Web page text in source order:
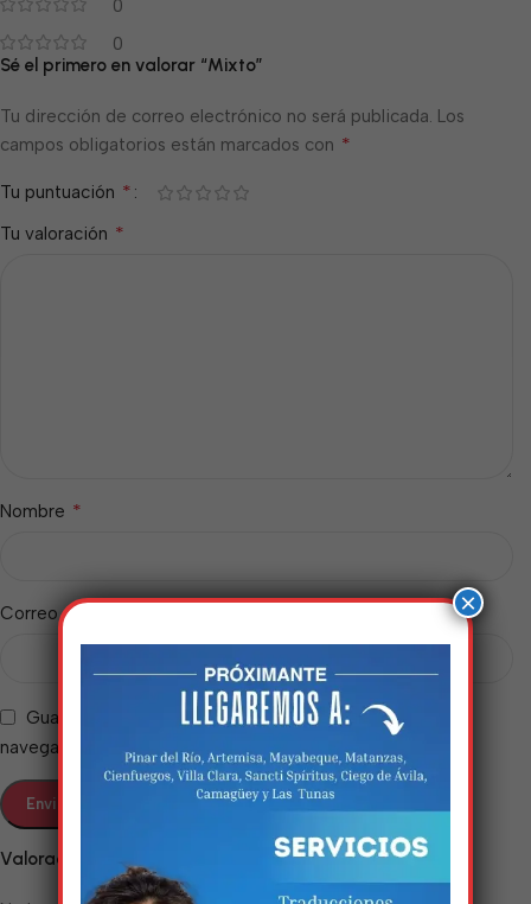
0
0
Valoraciones
Sé el primero en valorar “Mixto”
Tu dirección de correo electrónico no será publicada. Los
campos obligatorios están marcados con *
Tu puntuación *
Tu valoración *
Nombre *
Correo electrónico
Guarda mi nombre, correo electrónico y web en este
navegador para la próxima vez que comente.
×
Estamos trabalhando
nisso!
Em breve, esta página estará